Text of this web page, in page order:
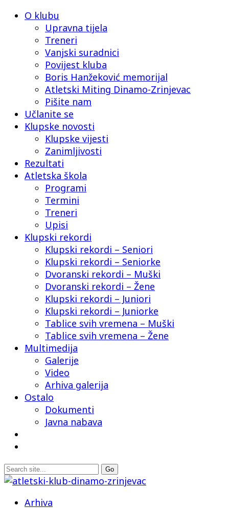
O klubu
Upravna tijela
Treneri
Vanjski suradnici
Povijest kluba
Boris Hanžeković memorijal
Atletski Miting Dinamo-Zrinjevac
Pišite nam
Učlanite se
Klupske novosti
Klupske vijesti
Zanimljivosti
Rezultati
Atletska škola
Programi
Termini
Treneri
Upisi
Klupski rekordi
Klupski rekordi – Seniori
Klupski rekordi – Seniorke
Dvoranski rekordi – Muški
Dvoranski rekordi – Žene
Klupski rekordi – Juniori
Klupski rekordi – Juniorke
Tablice svih vremena – Muški
Tablice svih vremena – Žene
Multimedija
Galerije
Video
Arhiva galerija
Ostalo
Dokumenti
Javna nabava
Arhiva